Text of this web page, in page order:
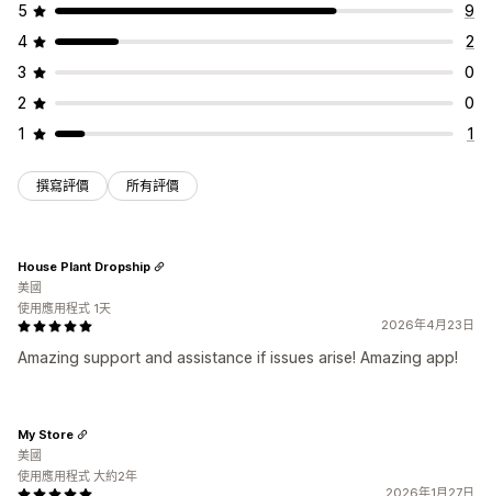
5
9
4
2
3
0
2
0
1
1
撰寫評價 所有評價
2026年4月23日
Amazing support and assistance if issues arise! Amazing app!
House Plant Dropship
美國
使用應用程式 1天
My Store
美國
使用應用程式 大約2年